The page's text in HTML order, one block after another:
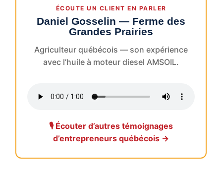
ÉCOUTE UN CLIENT EN PARLER
Daniel Gosselin — Ferme des
Grandes Prairies
Agriculteur québécois — son expérience
avec l’huile à moteur diesel AMSOIL.
🎙️ Écouter d’autres témoignages
d’entrepreneurs québécois →